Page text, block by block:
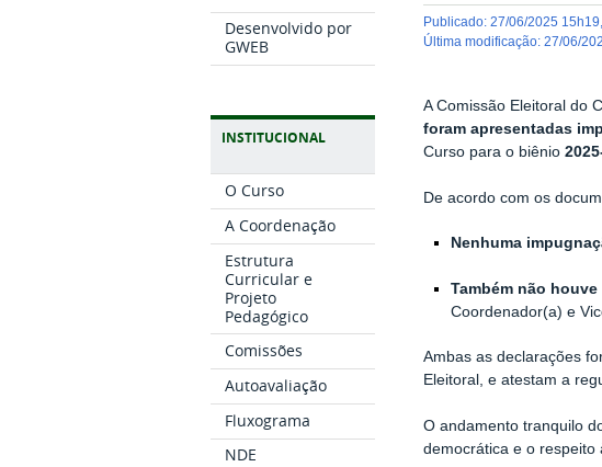
Desenvolvido por
GWEB
INSTITUCIONAL
O Curso
A Coordenação
Estrutura
Curricular e
Projeto
Pedagógico
Comissões
Autoavaliação
Fluxograma
NDE
publicado:27/06/2025 15h19
última modificação:27/06/
A Comissão Eleitoral do
foram apresentadas
Curso para o biênio
De acordo com os
Nenhuma
Também não
Coordenador(a) e
Ambas as declarações
Eleitoral, e atestam a
O andamento tranquilo
democrática e o respeito